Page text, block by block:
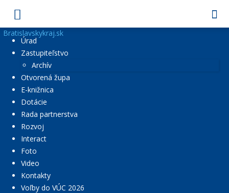
Bratislavskykraj.sk
Úrad
Zastupiteľstvo
Archív
Otvorená župa
E-knižnica
Dotácie
Rada partnerstva
Rozvoj
Interact
Foto
Video
Kontakty
Voľby do VÚC 2026